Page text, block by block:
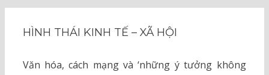
HÌNH THÁI KINH TẾ – XÃ HỘI
Văn hóa, cách mạng và ‘những ý tưởng không